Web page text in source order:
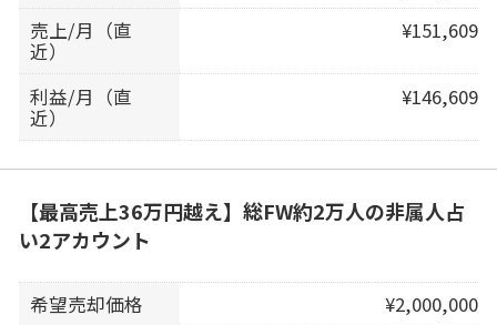
売上/月（直
近）
¥151,609
利益/月（直
近）
¥146,609
【最高売上36万円越え】総FW約2万人の非属人占
い2アカウント
希望売却価格
¥2,000,000